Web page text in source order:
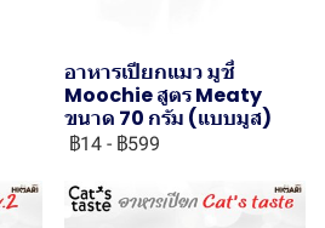
อาหารเปียกแมว มูชี่
Moochie สูตร Meaty
ขนาด 70 กรัม (แบบมูส)
฿14 - ฿599